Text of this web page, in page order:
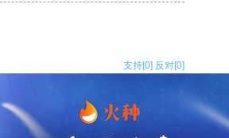
支持[0] 反对[0]